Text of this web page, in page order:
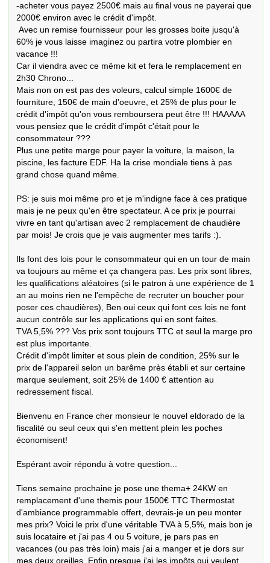
-acheter vous payez 2500€ mais au final vous ne payerai que
2000€ environ avec le crédit d'impôt.
Avec un remise fournisseur pour les grosses boite jusqu'à
60% je vous laisse imaginez ou partira votre plombier en
vacance !!!
Car il viendra avec ce même kit et fera le remplacement en
2h30 Chrono...
Mais non on est pas des voleurs, calcul simple 1600€ de
fourniture, 150€ de main d'oeuvre, et 25% de plus pour le
crédit d'impôt qu'on vous remboursera peut être !!! HAAAAA
vous pensiez que le crédit d'impôt c'était pour le
consommateur ???
Plus une petite marge pour payer la voiture, la maison, la
piscine, les facture EDF. Ha la crise mondiale tiens à pas
grand chose quand même.
PS: je suis moi même pro et je m'indigne face à ces pratique
mais je ne peux qu'en être spectateur. A ce prix je pourrai
vivre en tant qu'artisan avec 2 remplacement de chaudière
par mois! Je crois que je vais augmenter mes tarifs :).
Ils font des lois pour le consommateur qui en un tour de main
va toujours au même et ça changera pas. Les prix sont libres,
les qualifications aléatoires (si le patron à une expérience de 1
an au moins rien ne l'empêche de recruter un boucher pour
poser ces chaudières), Ben oui ceux qui font ces lois ne font
aucun contrôle sur les applications qui en sont faites.
TVA 5,5% ??? Vos prix sont toujours TTC et seul la marge pro
est plus importante.
Crédit d'impôt limiter et sous plein de condition, 25% sur le
prix de l'appareil selon un barême près établi et sur certaine
marque seulement, soit 25% de 1400 € attention au
redressement fiscal.
Bienvenu en France cher monsieur le nouvel eldorado de la
fiscalité ou seul ceux qui s'en mettent plein les poches
économisent!
Espérant avoir répondu à votre question...
Tiens semaine prochaine je pose une thema+ 24KW en
remplacement d'une themis pour 1500€ TTC Thermostat
d'ambiance programmable offert, devrais-je un peu monter
mes prix? Voici le prix d'une véritable TVA à 5,5%, mais bon je
suis locataire et j'ai pas 4 ou 5 voiture, je pars pas en
vacances (ou pas très loin) mais j'ai a manger et je dors sur
mes deux oreilles. Enfin presque j'ai les impôts qui veulent